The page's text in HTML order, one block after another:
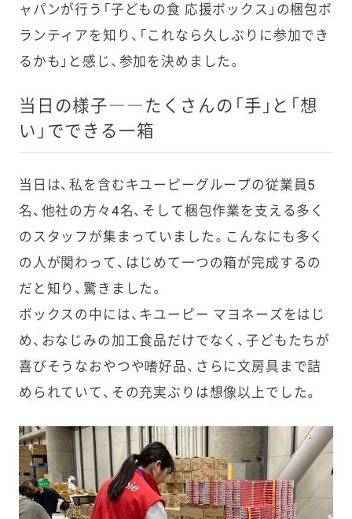
ャパンが行う「子どもの食 応援ボックス」の梱包ボ
ランティアを知り、「これなら久しぶりに参加でき
るかも」と感じ、参加を決めました。
当日の様子――たくさんの「手」と「想
い」でできる一箱
当日は、私を含むキユーピーグループの従業員5
名、他社の方々4名、そして梱包作業を支える多く
のスタッフが集まっていました。こんなにも多く
の人が関わって、はじめて一つの箱が完成するの
だと知り、驚きました。
ボックスの中には、キユーピー マヨネーズをはじ
め、おなじみの加工食品だけでなく、子どもたちが
喜びそうなおやつや嗜好品、さらに文房具まで詰
められていて、その充実ぶりは想像以上でした。